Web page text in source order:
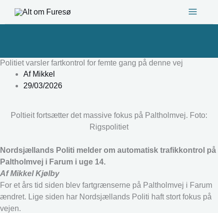
Politiet varsler fartkontrol for femte gang på denne vej
AfMikkel
29/03/2026
Poltieit fortsætter det massive fokus på Paltholmvej. Foto:
Rigspolitiet
Nordsjællands Politi melder om automatisk trafikkontrol på
Paltholmvej i Farum i uge 14.
Af Mikkel Kjølby
For et års tid siden blev fartgrænserne på Paltholmvej i Farum
ændret. Lige siden har Nordsjællands Politi haft stort fokus på
vejen.